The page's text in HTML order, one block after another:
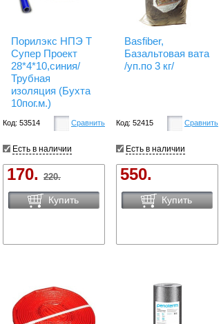
Порилэкс НПЭ T
Супер Проект
28*4*10,синия/
Трубная
изоляция (Бухта
10пог.м.)
Код: 53514 Сравнить
Есть в наличии
170. 220.
Купить
Basfiber,
Базальтовая вата
/уп.по 3 кг/
Код: 52415 Сравнить
Есть в наличии
550.
Купить